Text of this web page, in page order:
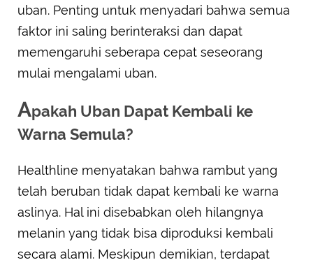
uban. Penting untuk menyadari bahwa semua
faktor ini saling berinteraksi dan dapat
memengaruhi seberapa cepat seseorang
mulai mengalami uban.
Apakah Uban Dapat Kembali ke
Warna Semula?
Healthline menyatakan bahwa rambut yang
telah beruban tidak dapat kembali ke warna
aslinya. Hal ini disebabkan oleh hilangnya
melanin yang tidak bisa diproduksi kembali
secara alami. Meskipun demikian, terdapat